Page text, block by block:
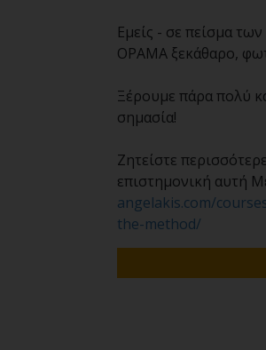
Εμείς - σε πείσμα
ΟΡΑΜΑ ξεκάθαρο,
Ξέρουμε πάρα πολύ
σημασία!
Ζητείστε
επιστημονική αυτή
angelakis.com/
the-method/